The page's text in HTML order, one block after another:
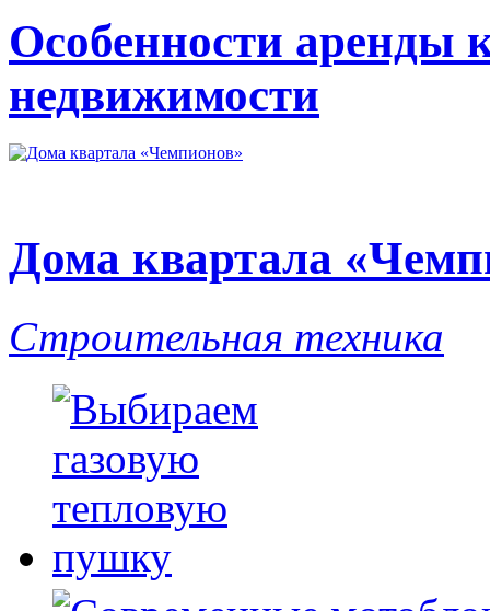
Особенности аренды
недвижимости
Дома квартала
Строительная техника